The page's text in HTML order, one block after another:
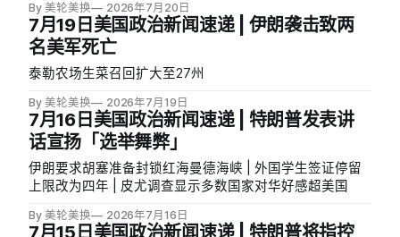
By 美轮美换 2026年7月20日
7月19日美国政治新闻速递 | 伊朗袭击致两
名美军死亡
泰勒农场生菜召回扩大至27州
By 美轮美换 2026年7月19日
7月16日美国政治新闻速递 | 特朗普发表讲
话宣扬「选举舞弊」
伊朗要求胡塞准备封锁红海曼德海峡 | 外国学生签证停留
上限改为四年 | 皮尤调查显示多数国家对华好感超美国
By 美轮美换 2026年7月16日